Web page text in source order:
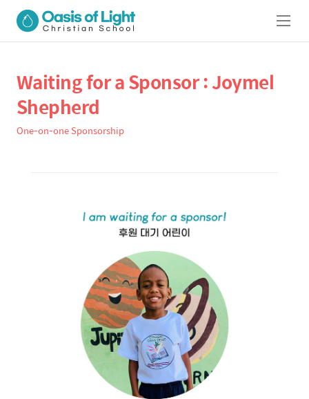
메
뉴
상
세
컨
텐
본
문
제
목
Waiting for a Sponsor : Joymel
Shepherd
One-on-one Sponsorship